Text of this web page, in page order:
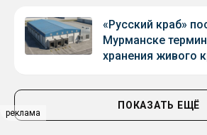
реклама
«Русский краб»
Мурманске
хранения живого
ПОКАЗАТЬ ЕЩЁ